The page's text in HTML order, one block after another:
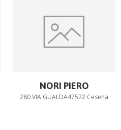
NORI PIERO
280 VIA GUALDA47522 Cesena